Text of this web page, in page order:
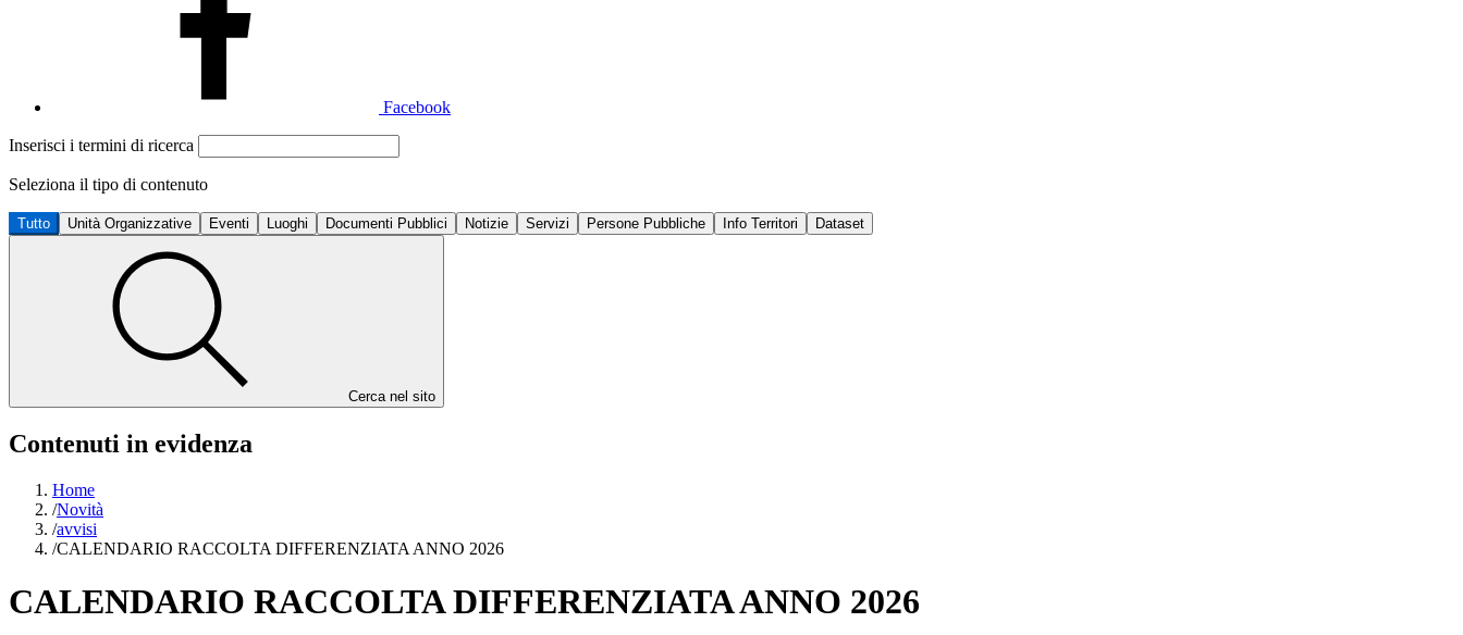
Facebook
Inserisci i termini di ricerca
Seleziona il tipo di contenuto
Tutto Unità Organizzative Eventi Luoghi Documenti Pubblici Notizie Servizi Persone Pubbliche Info Territori Dataset
Cerca nel sito
Contenuti in evidenza
Home
/Novità
/avvisi
/CALENDARIO RACCOLTA DIFFERENZIATA ANNO 2026
CALENDARIO RACCOLTA DIFFERENZIATA ANNO 2026